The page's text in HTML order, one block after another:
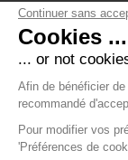
Vins
journées
200
Continuer sans
Cookies ...
... or not
Afin de bénéficier
recommandé
Pour modifier vos
'Préférences de